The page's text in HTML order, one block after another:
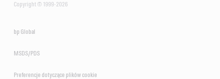
Copyright © 1999-2026
bp Global
MSDS/PDS
Preferencje dotyczące plików cookie